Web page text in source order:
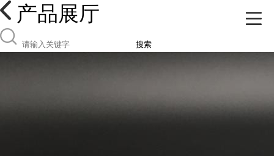
产品展厅
搜索